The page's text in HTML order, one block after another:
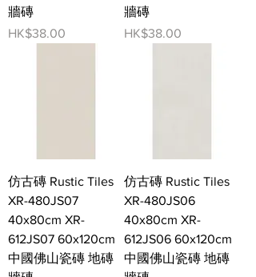
牆磚
價格
HK$38.00
牆磚
價格
HK$38.00
仿古磚 Rustic Tiles
XR-480JS07
40x80cm XR-
612JS07 60x120cm
中國佛山瓷磚 地磚
仿古磚 Rustic Tiles
XR-480JS06
40x80cm XR-
612JS06 60x120cm
中國佛山瓷磚 地磚